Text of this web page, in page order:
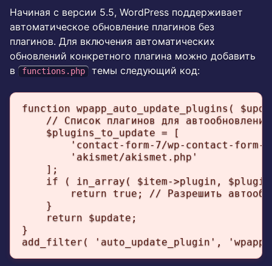
Начиная с версии 5.5, WordPress поддерживает
автоматическое обновление плагинов без
плагинов. Для включения автоматических
обновлений конкретного плагина можно добавить
в
functions.php темы следующий код:
function wpapp_auto_update_plugins(
    // Список плагинов для автообновления
    $plugins_to_update = [
'contact-form-7/wp-contact-form-
        'akismet/akismet.php'
    ];
if ( in_array( $item->plugin,
return true; // Разрешить
    }
    return $update;
}
add_filter( 'auto_update_plugin',